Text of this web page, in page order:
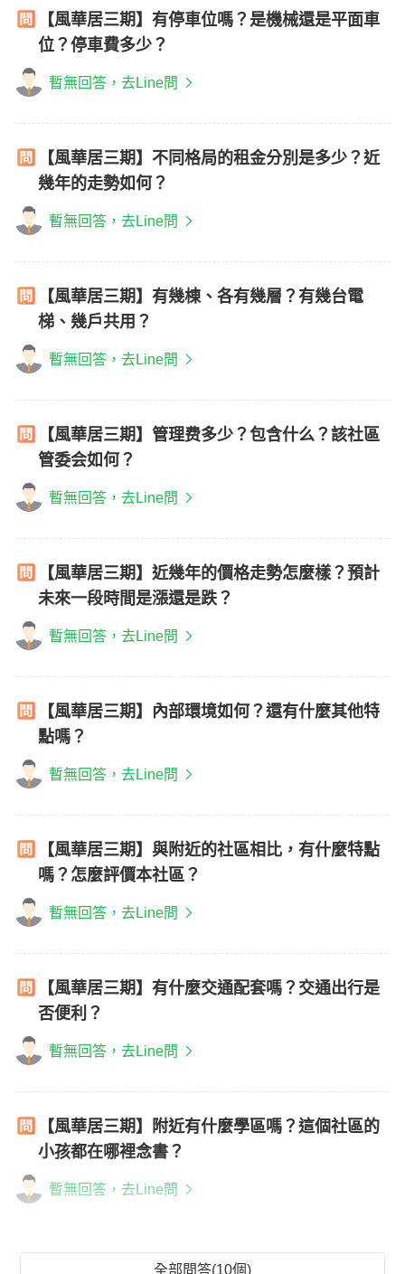
【風華居三期】有停車位嗎？是機械還是平面車
位？停車費多少？
暫無回答，去Line問
【風華居三期】不同格局的租金分別是多少？近
幾年的走勢如何？
暫無回答，去Line問
【風華居三期】有幾棟、各有幾層？有幾台電
梯、幾戶共用？
暫無回答，去Line問
【風華居三期】管理费多少？包含什么？該社區
管委会如何？
暫無回答，去Line問
【風華居三期】近幾年的價格走勢怎麼樣？預計
未來一段時間是漲還是跌？
暫無回答，去Line問
【風華居三期】內部環境如何？還有什麼其他特
點嗎？
暫無回答，去Line問
【風華居三期】與附近的社區相比，有什麼特點
嗎？怎麼評價本社區？
暫無回答，去Line問
【風華居三期】有什麼交通配套嗎？交通出行是
否便利？
暫無回答，去Line問
【風華居三期】附近有什麼學區嗎？這個社區的
小孩都在哪裡念書？
暫無回答，去Line問
全部問答(10個)